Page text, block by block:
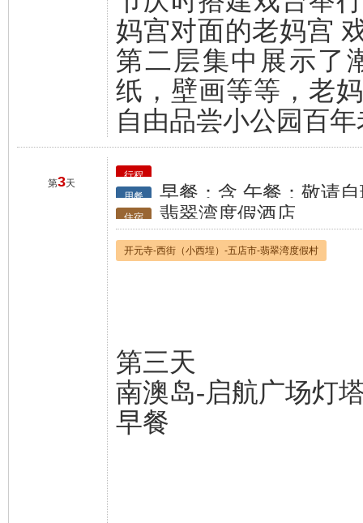
妈宫对面的老妈宫
第二层集中展示了
纸，壁画等等，老
自由品尝小公园百
第3天
行程
用餐
早餐：含 午餐：敬请
住宿 翡翠湾度假酒店
开元寺-西街（小西埕）-五店市-翡翠湾度假村
第三天
南澳岛-启航广场灯
早餐